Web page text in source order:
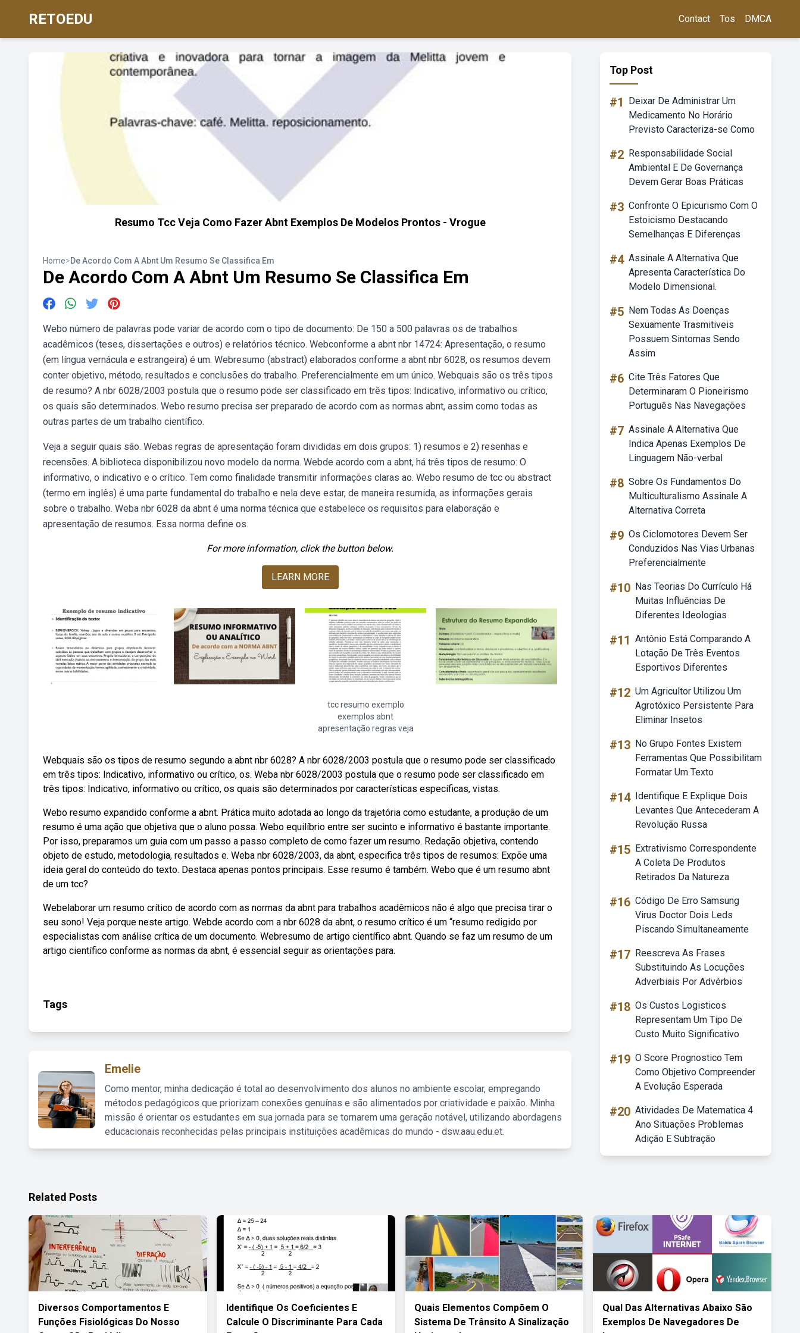
RETOEDU Contact Tos DMCA
Resumo Tcc Veja Como Fazer Abnt Exemplos De Modelos Prontos - Vrogue
Home>De Acordo Com A Abnt Um Resumo Se Classifica Em
De Acordo Com A Abnt Um Resumo Se Classifica Em
Webo número de palavras pode variar de acordo com o tipo de documento: De 150 a 500 palavras os de trabalhos
acadêmicos (teses, dissertações e outros) e relatórios técnico. Webconforme a abnt nbr 14724: Apresentação, o resumo
(em língua vernácula e estrangeira) é um. Webresumo (abstract) elaborados conforme a abnt nbr 6028, os resumos devem
conter objetivo, método, resultados e conclusões do trabalho. Preferencialmente em um único. Webquais são os três tipos
de resumo? A nbr 6028/2003 postula que o resumo pode ser classificado em três tipos: Indicativo, informativo ou crítico,
os quais são determinados. Webo resumo precisa ser preparado de acordo com as normas abnt, assim como todas as
outras partes de um trabalho científico.
Veja a seguir quais são. Webas regras de apresentação foram divididas em dois grupos: 1) resumos e 2) resenhas e
recensões. A biblioteca disponibilizou novo modelo da norma. Webde acordo com a abnt, há três tipos de resumo: O
informativo, o indicativo e o crítico. Tem como finalidade transmitir informações claras ao. Webo resumo de tcc ou abstract
(termo em inglês) é uma parte fundamental do trabalho e nela deve estar, de maneira resumida, as informações gerais
sobre o trabalho. Weba nbr 6028 da abnt é uma norma técnica que estabelece os requisitos para elaboração e
apresentação de resumos. Essa norma define os.
For more information, click the button below.
LEARN MORE
tcc resumo exemplo
exemplos abnt
apresentação regras veja
Webquais são os tipos de resumo segundo a abnt nbr 6028? A nbr 6028/2003 postula que o resumo pode ser classificado
em três tipos: Indicativo, informativo ou crítico, os. Weba nbr 6028/2003 postula que o resumo pode ser classificado em
três tipos: Indicativo, informativo ou crítico, os quais são determinados por características específicas, vistas.
Webo resumo expandido conforme a abnt. Prática muito adotada ao longo da trajetória como estudante, a produção de um
resumo é uma ação que objetiva que o aluno possa. Webo equilíbrio entre ser sucinto e informativo é bastante importante.
Por isso, preparamos um guia com um passo a passo completo de como fazer um resumo. Redação objetiva, contendo
objeto de estudo, metodologia, resultados e. Weba nbr 6028/2003, da abnt, especifica três tipos de resumos: Expõe uma
ideia geral do conteúdo do texto. Destaca apenas pontos principais. Esse resumo é também. Webo que é um resumo abnt
de um tcc?
Webelaborar um resumo crítico de acordo com as normas da abnt para trabalhos acadêmicos não é algo que precisa tirar o
seu sono! Veja porque neste artigo. Webde acordo com a nbr 6028 da abnt, o resumo crítico é um “resumo redigido por
especialistas com análise crítica de um documento. Webresumo de artigo científico abnt. Quando se faz um resumo de um
artigo científico conforme as normas da abnt, é essencial seguir as orientações para.
Tags
Emelie
Como mentor, minha dedicação é total ao desenvolvimento dos alunos no ambiente escolar, empregando
métodos pedagógicos que priorizam conexões genuínas e são alimentados por criatividade e paixão. Minha
missão é orientar os estudantes em sua jornada para se tornarem uma geração notável, utilizando abordagens
educacionais reconhecidas pelas principais instituições acadêmicas do mundo - dsw.aau.edu.et.
Top Post
#1
Deixar De Administrar Um
Medicamento No Horário
Previsto Caracteriza-se Como
#2 Responsabilidade Social
Ambiental E De Governança
Devem Gerar Boas Práticas
#3 Confronte O Epicurismo Com O
Estoicismo Destacando
Semelhanças E Diferenças
#4 Assinale A Alternativa Que
Apresenta Característica Do
Modelo Dimensional.
#5 Nem Todas As Doenças
Sexuamente Trasmitiveis
Possuem Sintomas Sendo
Assim
#6 Cite Três Fatores Que
Determinaram O Pioneirismo
Português Nas Navegações
#7 Assinale A Alternativa Que
Indica Apenas Exemplos De
Linguagem Não-verbal
#8 Sobre Os Fundamentos Do
Multiculturalismo Assinale A
Alternativa Correta
#9 Os Ciclomotores Devem Ser
Conduzidos Nas Vias Urbanas
Preferencialmente
#10 Nas Teorias Do Currículo Há
Muitas Influências De
Diferentes Ideologias
#11 Antônio Está Comparando A
Lotação De Três Eventos
Esportivos Diferentes
#12 Um Agricultor Utilizou Um
Agrotóxico Persistente Para
Eliminar Insetos
#13 No Grupo Fontes Existem
Ferramentas Que Possibilitam
Formatar Um Texto
#14 Identifique E Explique Dois
Levantes Que Antecederam A
Revolução Russa
#15 Extrativismo Correspondente
A Coleta De Produtos
Retirados Da Natureza
#16 Código De Erro Samsung
Virus Doctor Dois Leds
Piscando Simultaneamente
#17 Reescreva As Frases
Substituindo As Locuções
Adverbiais Por Advérbios
#18 Os Custos Logisticos
Representam Um Tipo De
Custo Muito Significativo
#19 O Score Prognostico Tem
Como Objetivo Compreender
A Evolução Esperada
#20 Atividades De Matematica 4
Ano Situações Problemas
Adição E Subtração
Related Posts
Diversos Comportamentos E
Funções Fisiológicas Do Nosso
Identifique Os Coeficientes E
Calcule O Discriminante Para Cada
Quais Elementos Compõem O
Sistema De Trânsito A Sinalização
Qual Das Alternativas Abaixo São
Exemplos De Navegadores De